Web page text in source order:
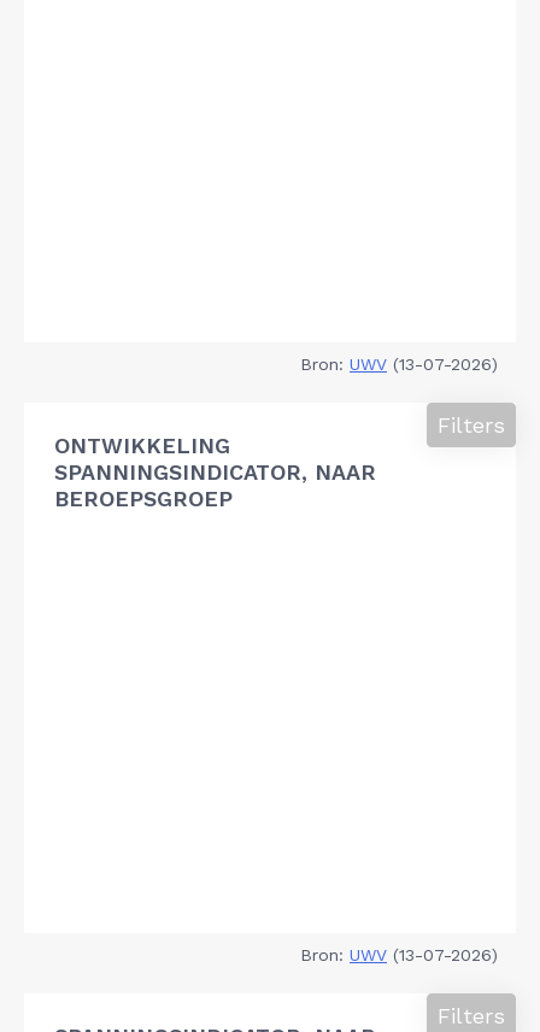
Bron: UWV (13-07-2026)
ONTWIKKELING
SPANNINGSINDICATOR, NAAR
BEROEPSGROEP
Filters
Bron: UWV (13-07-2026)
Filters